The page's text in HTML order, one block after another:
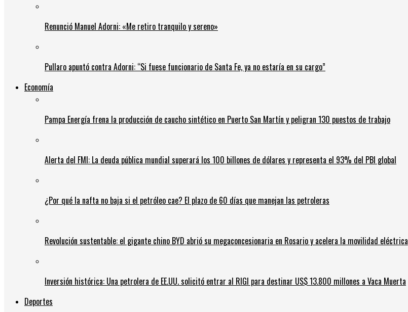
Renunció Manuel Adorni: «Me retiro tranquilo y sereno»
Pullaro apuntó contra Adorni: “Si fuese funcionario de Santa Fe, ya no estaría en su cargo”
Economía
Pampa Energía frena la producción de caucho sintético en Puerto San Martín y peligran 130 puestos de trabajo
Alerta del FMI: La deuda pública mundial superará los 100 billones de dólares y representa el 93% del PBI global
¿Por qué la nafta no baja si el petróleo cae? El plazo de 60 días que manejan las petroleras
Revolución sustentable: el gigante chino BYD abrió su megaconcesionaria en Rosario y acelera la movilidad eléctrica
Inversión histórica: Una petrolera de EE.UU. solicitó entrar al RIGI para destinar US$ 13.800 millones a Vaca Muerta
Deportes